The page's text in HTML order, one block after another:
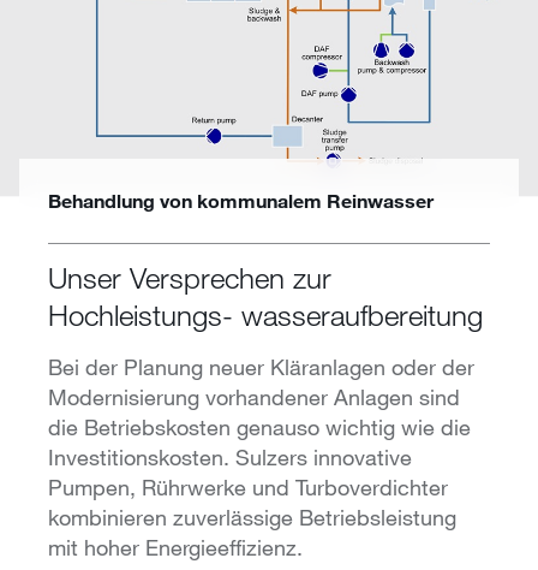
Behandlung von kommunalem Reinwasser
Unser Versprechen zur
Hochleistungs- wasseraufbereitung
Bei der Planung neuer Kläranlagen oder der
Modernisierung vorhandener Anlagen sind
die Betriebskosten genauso wichtig wie die
Investitionskosten. Sulzers innovative
Pumpen, Rührwerke und Turboverdichter
kombinieren zuverlässige Betriebsleistung
mit hoher Energieeffizienz.